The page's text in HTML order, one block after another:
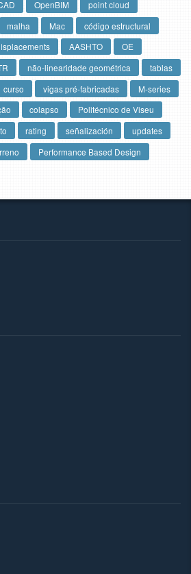
OpenBIM
point cloud
malha Mac
código estructural
AASHTO
OE
não-linearidade geométrica
tablas
curso vigas pré-fabricadas
M-series
colapso
Politécnico de Viseu
rating señalización
updates
Performance Based Design